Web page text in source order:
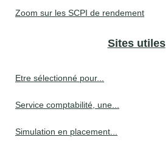
Zoom sur les SCPI de rendement
Sites utiles
Etre sélectionné pour...
Service comptabilité, une...
Simulation en placement...